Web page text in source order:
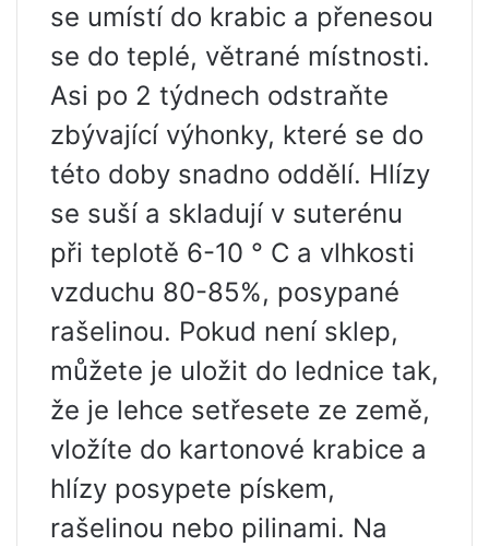
se umístí do krabic a přenesou
se do teplé, větrané místnosti.
Asi po 2 týdnech odstraňte
zbývající výhonky, které se do
této doby snadno oddělí. Hlízy
se suší a skladují v suterénu
při teplotě 6-10 ° C a vlhkosti
vzduchu 80-85%, posypané
rašelinou. Pokud není sklep,
můžete je uložit do lednice tak,
že je lehce setřesete ze země,
vložíte do kartonové krabice a
hlízy posypete pískem,
rašelinou nebo pilinami. Na